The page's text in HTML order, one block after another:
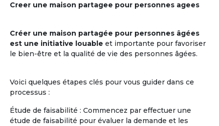
Creer une maison partagee pour personnes agees
Créer une maison partagée pour personnes âgées
est une initiative louable et importante pour favoriser
le bien-être et la qualité de vie des personnes âgées.
Voici quelques étapes clés pour vous guider dans ce
processus :
Étude de faisabilité : Commencez par effectuer une
étude de faisabilité pour évaluer la demande et les